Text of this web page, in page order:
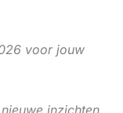
voor jouw